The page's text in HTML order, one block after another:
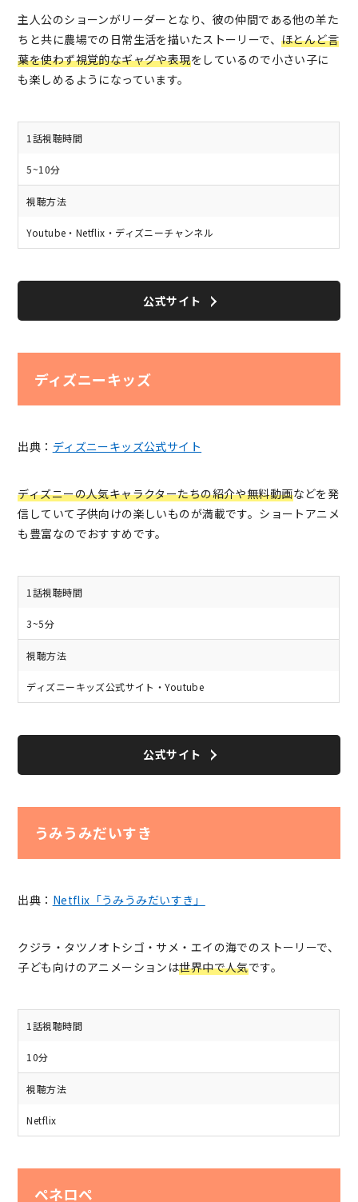
主人公のショーンがリーダーとなり、彼の仲間である他の羊た
ちと共に農場での日常生活を描いたストーリーで、ほとんど言
葉を使わず視覚的なギャグや表現をしているので小さい子に
も楽しめるようになっています。
1話視聴時間
5~10分
視聴方法
Youtube・Netflix・ディズニーチャンネル
公式サイト
ディズニーキッズ
出典： ディズニーキッズ公式サイト
ディズニーの人気キャラクターたちの紹介や無料動画などを発
信していて子供向けの楽しいものが満載です。ショートアニメ
も豊富なのでおすすめです。
1話視聴時間
3~5分
視聴方法
ディズニーキッズ公式サイト・Youtube
公式サイト
うみうみだいすき
出典： Netflix「うみうみだいすき」
クジラ・タツノオトシゴ・サメ・エイの海でのストーリーで、
子ども向けのアニメーションは世界中で人気です。
1話視聴時間
10分
視聴方法
Netflix
ペネロペ